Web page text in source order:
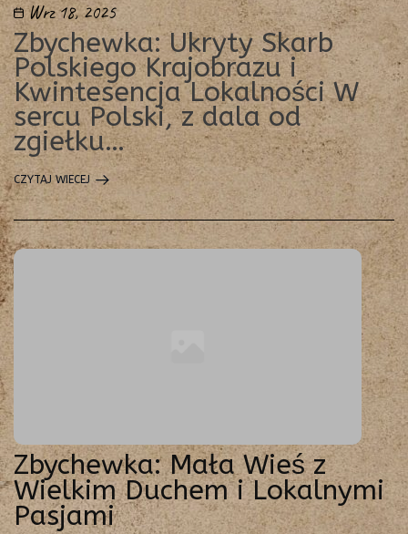
Wrz 18, 2025
Zbychewka: Ukryty Skarb
Polskiego Krajobrazu i
Kwintesencja Lokalności W
sercu Polski, z dala od
zgiełku…
CZYTAJ WIECEJ
Zbychewka: Mała Wieś z
Wielkim Duchem i Lokalnymi
Pasjami